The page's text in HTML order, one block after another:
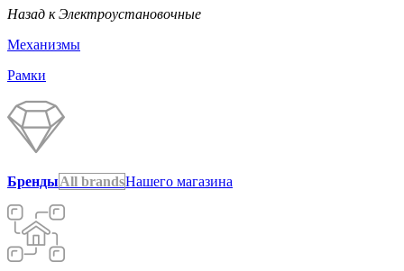
Назад к Электроустановочные
Механизмы
Рамки
БрендыAll brandsНашего магазина